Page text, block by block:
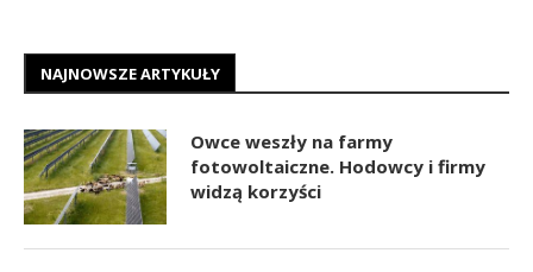
NAJNOWSZE ARTYKUŁY
Owce weszły na farmy
fotowoltaiczne. Hodowcy i firmy
widzą korzyści